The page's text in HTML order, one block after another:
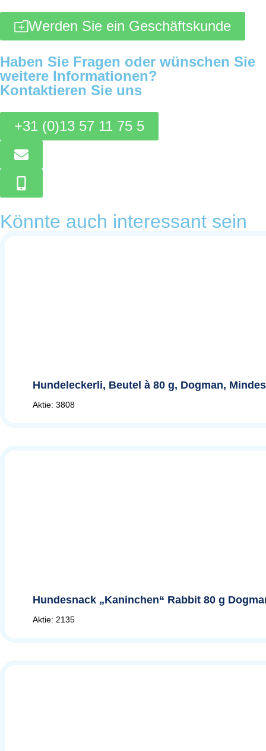
Werden Sie ein Geschäftskunde
Haben Sie Fragen oder wünschen Sie
weitere Informationen?
Kontaktieren Sie uns
+31 (0)13 57 11 75 5
Könnte auch interessant sein
Hundeleckerli, Beutel à 80 g, Dogman,
Aktie: 3808
Hundesnack „Kaninchen“ Rabbit 80 g
Aktie: 2135